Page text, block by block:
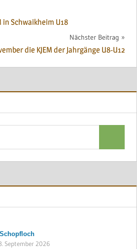
in Schwaikheim U18
Nächster Beitrag
die KJEM der Jahrgänge U8-U12
September 2026